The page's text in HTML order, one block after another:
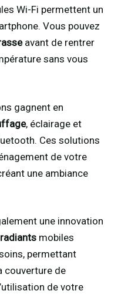
Wi-Fi permettent un
Vous pouvez
avant de rentrer
sans vous
gagnent en
, éclairage et
Ces solutions
de votre
une ambiance
une innovation
mobiles
permettant
couverture de
de votre